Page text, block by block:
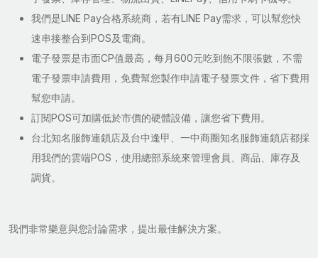
我們是LINE Pay合格系統商，若有LINE Pay需求，可以幫您快
速串接整合到POS及電商。
電子發票是市面CP值最高，每月600元吃到飽不限張數，不需
電子發票申請費用，免費幫您製作申請電子發票文件，省下費用
幫您申請。
訂閱POS可加購低於市價的硬體設備，讓您省下費用。
台北知名服飾連鎖店及台中逢甲、一中商圈知名服飾連鎖店都採
用我們的雲端POS，使用總部系統來管理會員、商品、庫存及
調貨。
我們非常樂意與您討論需求，提出最佳解決方案。